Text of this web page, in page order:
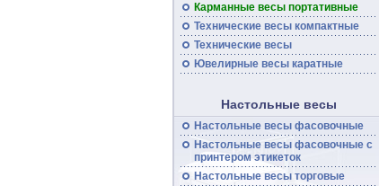
Карманные весы портативные
Технические весыкомпактные
Технические весы
Ювелирные весы каратные
Настольные весы
Настольные весы фасовочные
Настольные весыфасовочные с
принтером этикеток
Настольные весы торговые